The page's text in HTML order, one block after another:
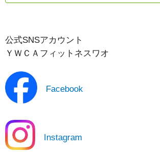
公式SNSアカウント
ＹＷＣＡフィットネスワオ
Facebook
Instagram